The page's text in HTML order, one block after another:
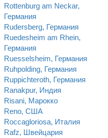
Rottenburg am Neckar,
Германия
Rudersberg, Германия
Ruedesheim am Rhein,
Германия
Ruesselsheim, Германия
Ruhpolding, Германия
Ruppichteroth, Германия
Ranakpur, Индия
Risani, Марокко
Reno, США
Roccagloriosa, Италия
Rafz, Швейцария